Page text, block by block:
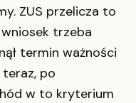
ZUS przelicza to
trzeba
termin ważności
po
w to kryterium